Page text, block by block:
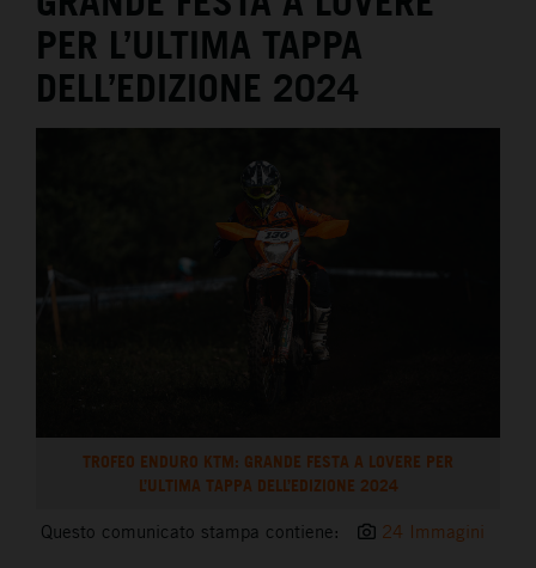
PER L’ULTIMA TAPPA
DELL’EDIZIONE 2024
TROFEO ENDURO KTM: GRANDE FESTA A LOVERE PER
L’ULTIMA TAPPA DELL’EDIZIONE 2024
Questo comunicato stampa contiene: 24 Immagini